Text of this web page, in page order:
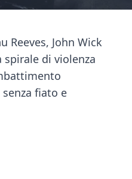
Reeves, John Wick
di violenza
fiato e